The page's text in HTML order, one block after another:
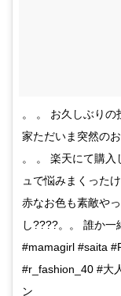
。 。 お久しぶり
家ただいま突然の
。 。 楽天にて購入
ュで悩みまくった
赤なお色も素敵や
し????。。 誰か
#mamagirl #saita
#r_fashion_40 #大
ン